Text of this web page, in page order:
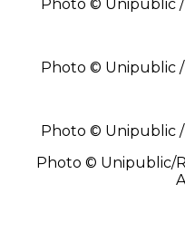
Photo © Unipublic
Photo © Unipublic
Photo © Unipublic
Photo © Unipublic/